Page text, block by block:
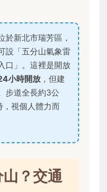
於新北市瑞芳區，
設「五分山氣象雷
口」。這裡是開放
小時開放 ，但建
步道全長約3公
視個人體力而
？交通